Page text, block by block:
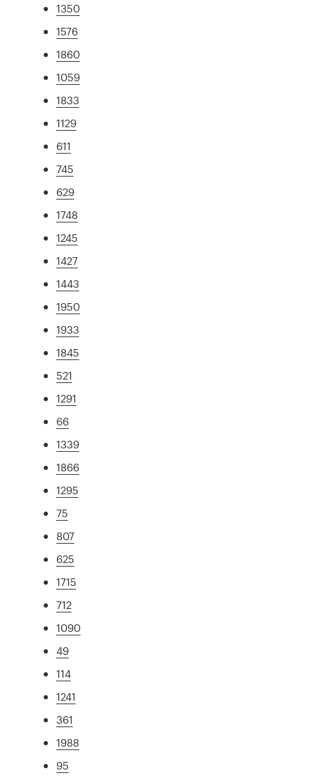
1350
1576
1860
1059
1833
1129
611
745
629
1748
1245
1427
1443
1950
1933
1845
521
1291
66
1339
1866
1295
75
807
625
1715
712
1090
49
114
1241
361
1988
95